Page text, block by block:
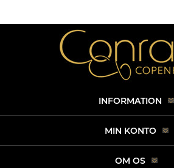
INFORMATION
MIN KONTO
OM OS